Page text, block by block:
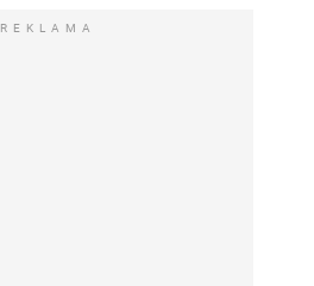
REKLAMA